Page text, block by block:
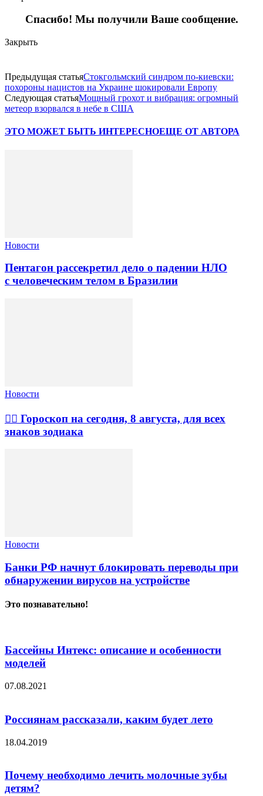
Спасибо! Мы получили Ваше сообщение.
Закрыть
Предыдущая статьяСтокгольмский синдром по-киевски:
похороны нацистов на Украине шокировали Европу
Следующая статьяМощный грохот и вибрация: огромный
метеор взорвался в небе в США
ЭТО МОЖЕТ БЫТЬ ИНТЕРЕСНОЕЩЕ ОТ АВТОРА
Новости
Пентагон рассекретил дело о падении НЛО
с человеческим телом в Бразилии
Новости
🧙‍♀ Гороскоп на сегодня, 8 августа, для всех
знаков зодиака
Новости
Банки РФ начнут блокировать переводы при
обнаружении вирусов на устройстве
Это познавательно!
Бассейны Интекс: описание и особенности
моделей
07.08.2021
Россиянам рассказали, каким будет лето
18.04.2019
Почему необходимо лечить молочные зубы
детям?